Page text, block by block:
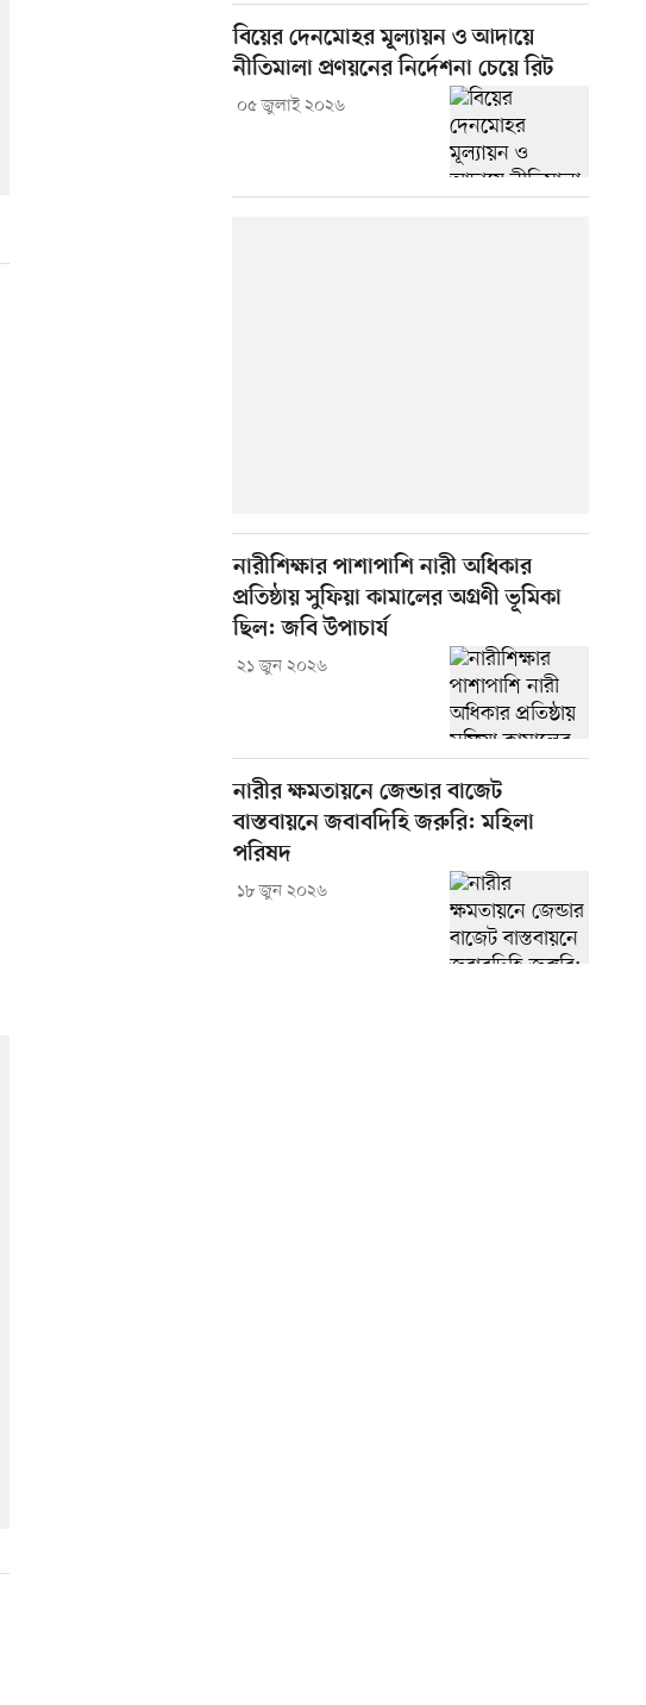
বিয়ের দেনমোহর মূল্যায়ন ও আদায়ে
নীতিমালা প্রণয়নের নির্দেশনা চেয়ে রিট
০৫ জুলাই ২০২৬
নারীশিক্ষার পাশাপাশি নারী অধিকার
প্রতিষ্ঠায় সুফিয়া কামালের অগ্রণী ভূমিকা
ছিল: জবি উপাচার্য
২১ জুন ২০২৬
নারীর ক্ষমতায়নে জেন্ডার বাজেট
বাস্তবায়নে জবাবদিহি জরুরি: মহিলা
পরিষদ
১৮ জুন ২০২৬